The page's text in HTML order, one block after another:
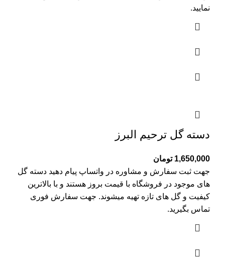
نمایید.
دسته گل ترحیم البرز
1,650,000 تومان
جهت ثبت سفارش و مشاوره در واتساپ پیام دهید دسته گل
های موجود در فروشگاه با قیمت بروز هستند و با بالاترین
کیفیت و گل های تازه تهیه میشوند. جهت سفارش فوری
تماس بگیرید.